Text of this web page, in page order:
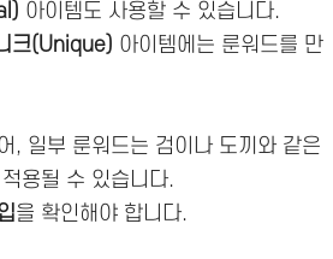
아이템도 사용할 수 있습니다.
크(Unique) 아이템에는 룬워드를 만
, 일부 룬워드는 검이나 도끼와 같은
용될 수 있습니다.
을 확인해야 합니다.